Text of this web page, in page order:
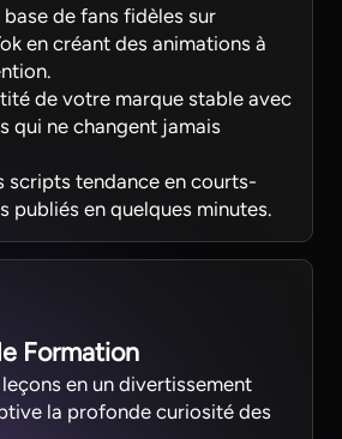
de fans fidèles sur
en créant des animations à
de votre marque stable avec
qui ne changent jamais
scripts tendance en courts-
publiés en quelques minutes.
Formation
en un divertissement
la profonde curiosité des